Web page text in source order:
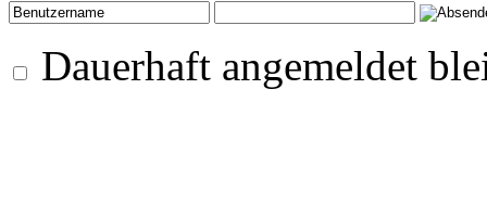
Dauerhaft angemeldet